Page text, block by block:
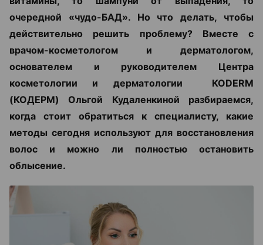
очередной «чудо-БАД». Но что делать, чтобы
действительно решить проблему? Вместе с
врачом-косметологом и дерматологом,
основателем и руководителем Центра
косметологии и дерматологии KODERM
(КОДЕРМ) Ольгой Кудаленкиной разбираемся,
когда стоит обратиться к специалисту, какие
методы сегодня используют для восстановления
волос и можно ли полностью остановить
облысение.